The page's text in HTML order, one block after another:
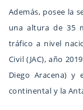
Además, posee la
una altura de 35
tráfico a nivel
Civil (JAC), año
Diego Aracena)
continental y la